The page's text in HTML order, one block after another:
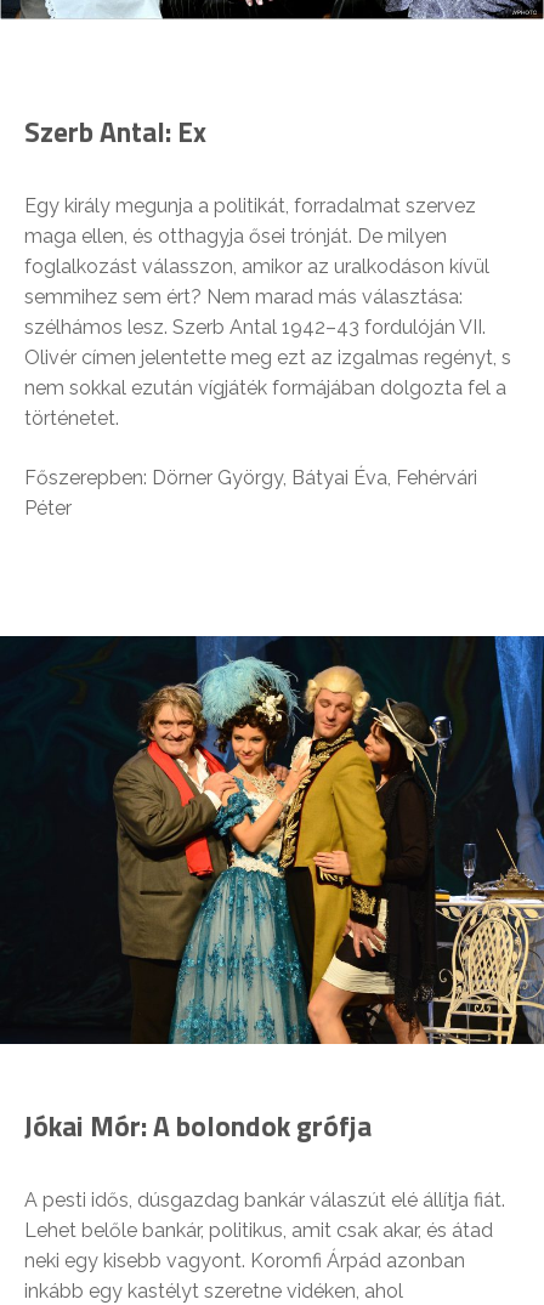
Szerb Antal: Ex
Egy király megunja a politikát, forradalmat szervez
maga ellen, és otthagyja ősei trónját. De milyen
foglalkozást válasszon, amikor az uralkodáson kívül
semmihez sem ért? Nem marad más választása:
szélhámos lesz. Szerb Antal 1942–43 fordulóján VII.
Olivér címen jelentette meg ezt az izgalmas regényt, s
nem sokkal ezután vígjáték formájában dolgozta fel a
történetet.
Főszerepben: Dörner György, Bátyai Éva, Fehérvári
Péter
Jókai Mór: A bolondok grófja
A pesti idős, dúsgazdag bankár válaszút elé állítja fiát.
Lehet belőle bankár, politikus, amit csak akar, és átad
neki egy kisebb vagyont. Koromfi Árpád azonban
inkább egy kastélyt szeretne vidéken, ahol